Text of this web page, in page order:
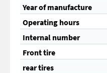
Year of manufacture
Operating hours
Internal number
Front tire
rear tires